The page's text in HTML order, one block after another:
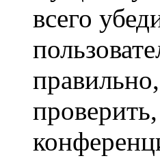
всего